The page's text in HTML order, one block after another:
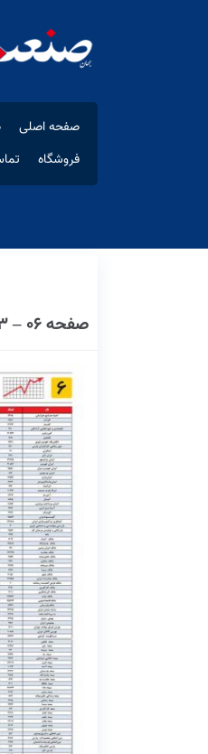
صفحه اصلی
فروشگاه
صفحه ۰۶ – ۱۳ آبان ۱۳۹۸